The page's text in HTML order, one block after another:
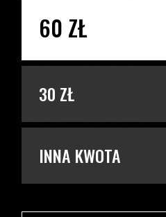
60 ZŁ
30 ZŁ
INNA KWOTA